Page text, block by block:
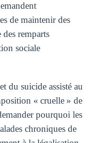
de maintenir des
remparts
sociale
du suicide assisté au
« cruelle » de
pourquoi les
chroniques de